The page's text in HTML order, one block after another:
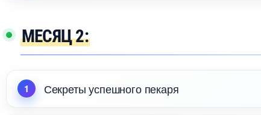
МЕСЯЦ 2:
Секреты успешного пекаря